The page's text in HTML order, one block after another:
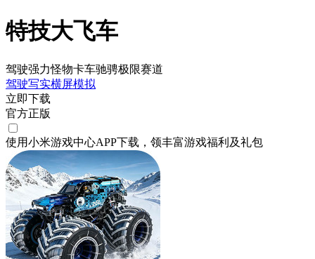
特技大飞车
驾驶强力怪物卡车驰骋极限赛道
驾驶写实横屏模拟
立即下载
官方正版
使用小米游戏中心APP下载 ，领丰富游戏福利 及礼包